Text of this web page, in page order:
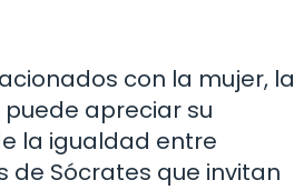
con la mujer, la
apreciar su
la igualdad entre
de Sócrates que invitan